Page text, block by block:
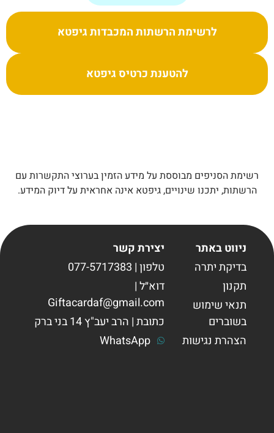
לרשימת הרשתות המכבדות גיפטא
להטענת כרטיס גיפטא
רשימת הסניפים מבוססת על מידע הזמין בערוצי התקשרות עם
הרשתות, יתכנו שינויים, גיפטא אינה אחראית על דיוק המידע.
ניווט באתר
בדיקת יתרה
תקנון
תנאי שימוש
בשוברים
הצהרת נגישות
יצירת קשר
טלפון | 077-5717383
דוא״ל |
Giftacardaf@gmail.com
כתובת | הרב יעב"ץ 14 בני ברק
WhatsApp